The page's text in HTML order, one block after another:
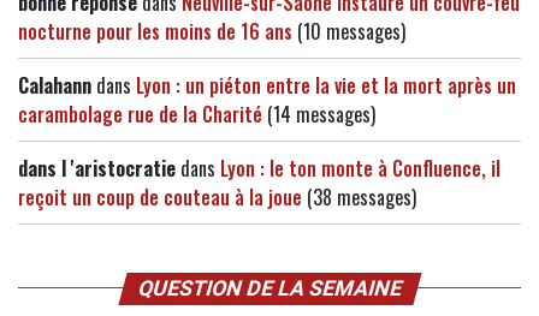
nocturne pour les moins de 16 ans (10 messages)
Calahann dans Lyon : un piéton entre la vie et la mort après un
carambolage rue de la Charité (14 messages)
dans l 'aristocratie dans Lyon : le ton monte à Confluence, il
reçoit un coup de couteau à la joue (38 messages)
QUESTION DE LA SEMAINE